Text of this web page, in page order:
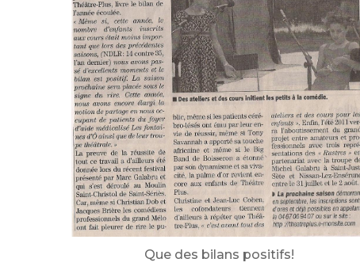
Que des bilans positifs!